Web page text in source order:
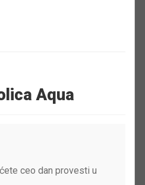
Aqua
ceo dan provesti u